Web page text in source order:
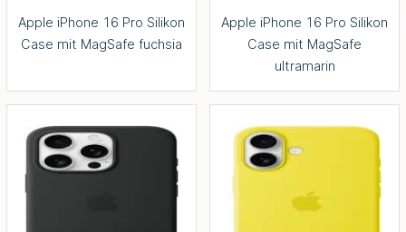
Apple iPhone 16 Pro Silikon
Case mit MagSafe fuchsia
Apple iPhone 16 Pro Silikon
Case mit MagSafe
ultramarin